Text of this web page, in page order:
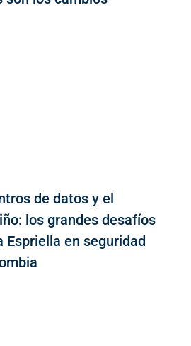
de datos y el
los grandes desafíos
Espriella en seguridad